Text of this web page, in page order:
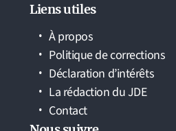
Liens utiles
À propos
Politique de corrections
Déclaration d’intérêts
La rédaction du JDE
Contact